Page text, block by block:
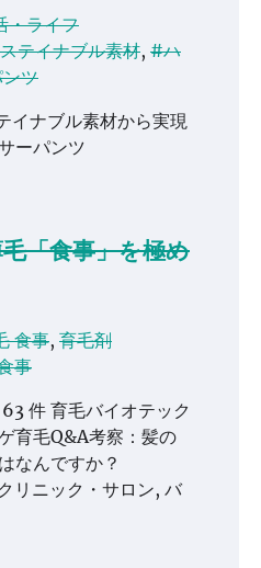
・ライフ
テイナブル素材, #ハ
ツ
イナブル素材から実現
ーパンツ
「食事」を極め
食事, 育毛剤
事
件 育毛バイオテック
育毛Q&A考察：髪の
なんですか？
ニック・サロン, バ